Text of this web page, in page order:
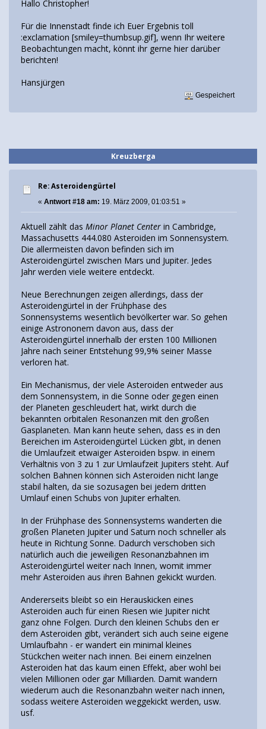
Hallo Christopher!
Für die Innenstadt finde ich Euer Ergebnis toll
:exclamation [smiley=thumbsup.gif], wenn Ihr weitere
Beobachtungen macht, könnt ihr gerne hier darüber
berichten!
Hansjürgen
Gespeichert
Kreuzberga
Re: Asteroidengürtel
« Antwort #18 am: 19. März 2009, 01:03:51 »
Aktuell zählt das Minor Planet Center in Cambridge,
Massachusetts 444.080 Asteroiden im Sonnensystem.
Die allermeisten davon befinden sich im
Asteroidengürtel zwischen Mars und Jupiter. Jedes
Jahr werden viele weitere entdeckt.
Neue Berechnungen zeigen allerdings, dass der
Asteroidengürtel in der Frühphase des
Sonnensystems wesentlich bevölkerter war. So gehen
einige Astrononem davon aus, dass der
Asteroidengürtel innerhalb der ersten 100 Millionen
Jahre nach seiner Entstehung 99,9% seiner Masse
verloren hat.
Ein Mechanismus, der viele Asteroiden entweder aus
dem Sonnensystem, in die Sonne oder gegen einen
der Planeten geschleudert hat, wirkt durch die
bekannten orbitalen Resonanzen mit den großen
Gasplaneten. Man kann heute sehen, dass es in den
Bereichen im Asteroidengürtel Lücken gibt, in denen
die Umlaufzeit etwaiger Asteroiden bspw. in einem
Verhältnis von 3 zu 1 zur Umlaufzeit Jupiters steht. Auf
solchen Bahnen können sich Asteroiden nicht lange
stabil halten, da sie sozusagen bei jedem dritten
Umlauf einen Schubs von Jupiter erhalten.
In der Frühphase des Sonnensystems wanderten die
großen Planeten Jupiter und Saturn noch schneller als
heute in Richtung Sonne. Dadurch verschoben sich
natürlich auch die jeweiligen Resonanzbahnen im
Asteroidengürtel weiter nach Innen, womit immer
mehr Asteroiden aus ihren Bahnen gekickt wurden.
Andererseits bleibt so ein Herauskicken eines
Asteroiden auch für einen Riesen wie Jupiter nicht
ganz ohne Folgen. Durch den kleinen Schubs den er
dem Asteroiden gibt, verändert sich auch seine eigene
Umlaufbahn - er wandert ein minimal kleines
Stückchen weiter nach innen. Bei einem einzelnen
Asteroiden hat das kaum einen Effekt, aber wohl bei
vielen Millionen oder gar Milliarden. Damit wandern
wiederum auch die Resonanzbahn weiter nach innen,
sodass weitere Asteroiden weggekickt werden, usw.
usf.